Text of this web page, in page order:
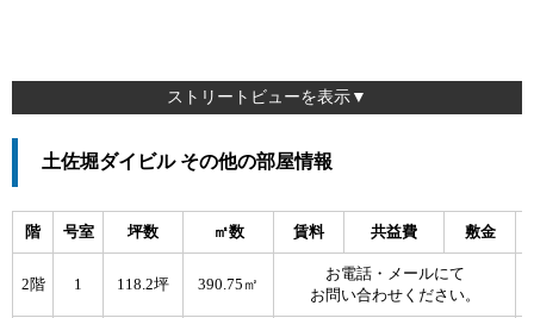
ストリートビューを表示▼
土佐堀ダイビル その他の部屋情報
階 号室 坪数 ㎡数 賃料 共益費 敷金
2階 1 118.2坪 390.75㎡
お電話・メールにて
お問い合わせください。